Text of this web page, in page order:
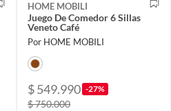
HOME MOBILI
Juego De Comedor 6 Sillas
Veneto Café
Por HOME MOBILI
$ 549.990 -27%
$ 750.000